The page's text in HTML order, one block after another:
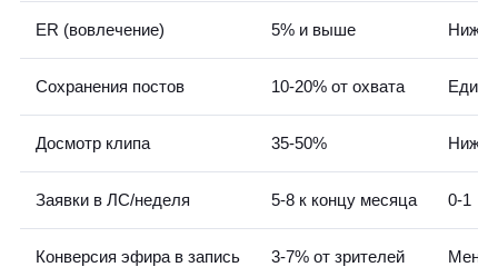
ER (вовлечение) 5% и выше Ниже
Сохранения постов 10-20% от охвата
Досмотр клипа 35-50% Ниже
Заявки в ЛС/неделя 5-8 к концу месяца 0-1
Конверсия эфира в запись 3-7% от зрителей